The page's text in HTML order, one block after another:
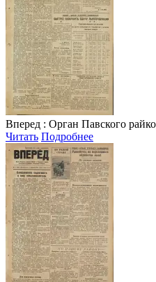
Вперед : Орган Павского
Читать Подробнее